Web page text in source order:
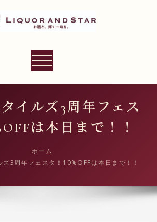
STAR
ナ
ー
ョ
替
イルズ3周年フェス
は本日まで！！
ホーム
ズ3周年フェスタ！10%OFFは本日まで！！